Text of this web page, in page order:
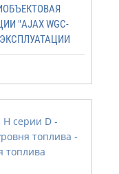
"AJAX WGC-